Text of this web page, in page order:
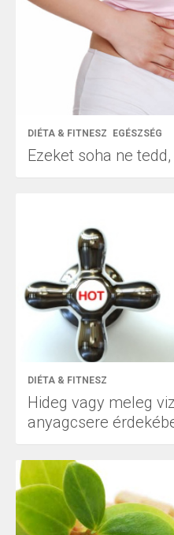
DIÉTA & FITNESZ EGÉSZSÉG
Ezeket soha ne
DIÉTA & FITNESZ
Hideg vagy meleg
anyagcsere